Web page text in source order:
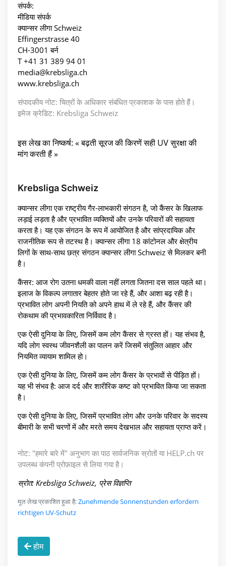
संपर्क:
मीडिया संपर्क
क्यान्सर लीगा Schweiz
Effingerstrasse 40
CH-3001 बर्न
T +41 31 389 94 01
media@krebsliga.ch
www.krebsliga.ch
संपादकीय नोट: चित्रों के अधिकार संबंधित प्रकाशक के पास होते हैं।
इमेज क्रेडिट: Krebsliga Schweiz
इस लेख का निष्कर्ष: « बढ़ती सूरज की किरणें सही UV सुरक्षा की
मांग करती हैं »
Krebsliga Schweiz
क्यान्सर लीगा एक राष्ट्रीय गैर-लाभकारी संगठन है, जो कैंसर के खिलाफ
लड़ाई लड़ता है और प्रभावित व्यक्तियों और उनके परिवारों की सहायता
करता है। यह एक संगठन के रूप में आयोजित है और सांप्रदायिक और
राजनीतिक रूप से तटस्थ है। क्यान्सर लीगा 18 कांटोनल और क्षेत्रीय
लिगों के साथ-साथ छत्र संगठन क्यान्सर लीगा Schweiz से मिलकर बनी
है।
कैंसर: आज रोग उतना धमकी वाला नहीं लगता जितना दस साल पहले था।
इलाज के विकल्प लगातार बेहतर होते जा रहे हैं, और आशा बढ़ रही है।
प्रभावित लोग अपनी नियति को अपने हाथ में ले रहे हैं, और कैंसर की
रोकथाम की प्रभावकारिता निर्विवाद है।
एक ऐसी दुनिया के लिए, जिसमें कम लोग कैंसर से ग्रस्त हों। यह संभव है,
यदि लोग स्वस्थ जीवनशैली का पालन करें जिसमें संतुलित आहार और
नियमित व्यायाम शामिल हो।
एक ऐसी दुनिया के लिए, जिसमें कम लोग कैंसर के प्रभावों से पीड़ित हों।
यह भी संभव है: आज दर्द और शारीरिक कष्ट को प्रभावित किया जा सकता
है।
एक ऐसी दुनिया के लिए, जिसमें प्रभावित लोग और उनके परिवार के सदस्य
बीमारी के सभी चरणों में और मरते समय देखभाल और सहायता प्राप्त करें।
नोट: "हमारे बारे में" अनुभाग का पाठ सार्वजनिक स्रोतों या HELP.ch पर
उपलब्ध कंपनी प्रोफ़ाइल से लिया गया है।
स्रोत: Krebsliga Schweiz, प्रेस विज्ञप्ति
मूल लेख प्रकाशित हुआ है:Zunehmende Sonnenstunden erfordern
richtigen UV-Schutz
होम